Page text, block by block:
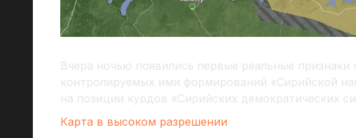
Вчера ночью появились первые реальные признаки
контролируемых ими формирований «Сирийской
на позиции курдов «Сирийских демократических
Карта в высоком разрешении